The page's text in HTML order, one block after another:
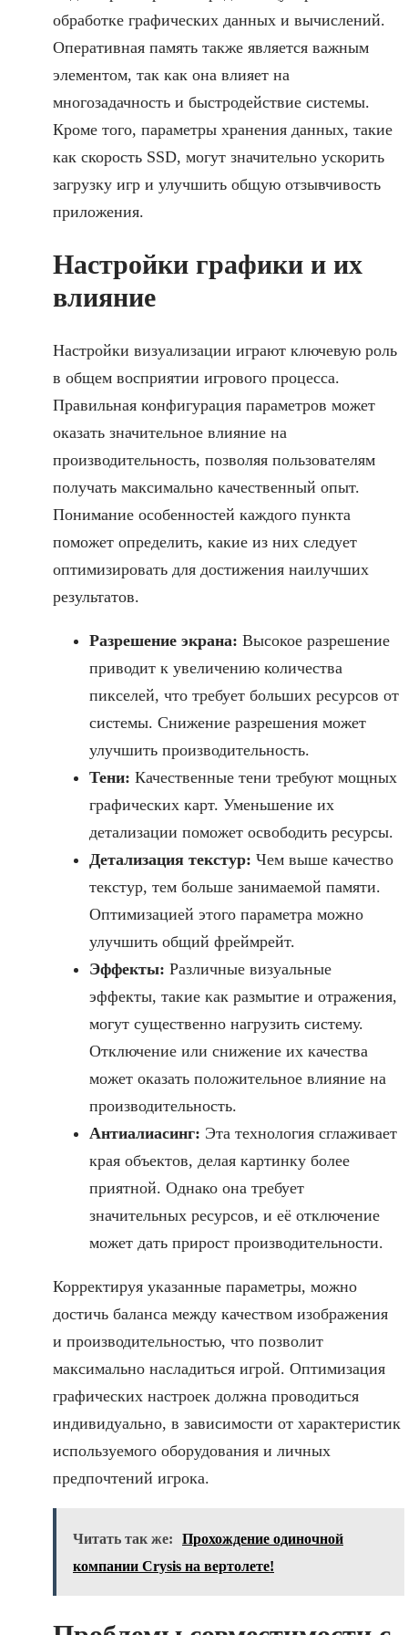
обработке графических данных и вычислений.
Оперативная память также является важным
элементом, так как она влияет на
многозадачность и быстродействие системы.
Кроме того, параметры хранения данных, такие
как скорость SSD, могут значительно ускорить
загрузку игр и улучшить общую отзывчивость
приложения.
Настройки графики и их
влияние
Настройки визуализации играют ключевую роль
в общем восприятии игрового процесса.
Правильная конфигурация параметров может
оказать значительное влияние на
производительность, позволяя пользователям
получать максимально качественный опыт.
Понимание особенностей каждого пункта
поможет определить, какие из них следует
оптимизировать для достижения наилучших
результатов.
Разрешение экрана: Высокое разрешение
приводит к увеличению количества
пикселей, что требует больших ресурсов от
системы. Снижение разрешения может
улучшить производительность.
Тени: Качественные тени требуют мощных
графических карт. Уменьшение их
детализации поможет освободить ресурсы.
Детализация текстур: Чем выше качество
текстур, тем больше занимаемой памяти.
Оптимизацией этого параметра можно
улучшить общий фреймрейт.
Эффекты: Различные визуальные
эффекты, такие как размытие и отражения,
могут существенно нагрузить систему.
Отключение или снижение их качества
может оказать положительное влияние на
производительность.
Антиалиасинг: Эта технология сглаживает
края объектов, делая картинку более
приятной. Однако она требует
значительных ресурсов, и её отключение
может дать прирост производительности.
Корректируя указанные параметры, можно
достичь баланса между качеством изображения
и производительностью, что позволит
максимально насладиться игрой. Оптимизация
графических настроек должна проводиться
индивидуально, в зависимости от характеристик
используемого оборудования и личных
предпочтений игрока.
Читать так же:
Прохождение одиночной
компании Crysis на вертолете!